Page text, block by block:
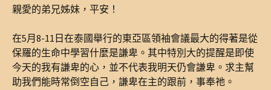
親愛的弟兄姊妹，平安！
在5月8-11日在泰國舉行的東亞區領袖會議最大的得著是從
保羅的生命中學習什麼是謙卑。其中特別大的提醒是即使
今天的我有謙卑的心，並不代表我明天仍會謙卑。求主幫
助我們能時常倒空自己，謙卑在主的跟前，事奉祂。